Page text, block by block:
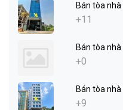
Bán tòa
+11
Bán tòa
+0
Bán tòa
+9